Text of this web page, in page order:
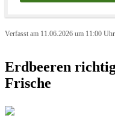
Verfasst am 11.06.2026 um 11:00 Uhr
Erdbeeren
Frische